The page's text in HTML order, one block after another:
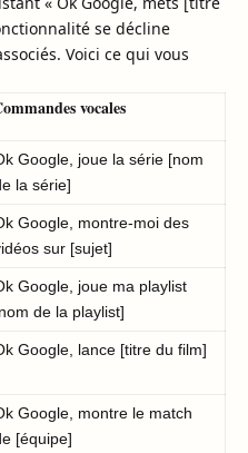
se décline
Voici ce qui vous
vocales
Google, joue la série [nom
la série]
Google, montre-moi des
sur [sujet]
Google, joue ma playlist
de la playlist]
Google, lance [titre du film]
Google, montre le match
[équipe]